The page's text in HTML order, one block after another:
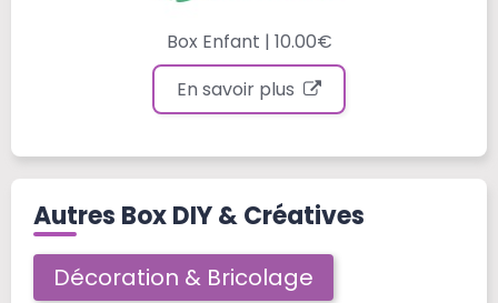
Box Enfant | 10.00€
En savoir plus
Autres Box DIY & Créatives
Décoration & Bricolage